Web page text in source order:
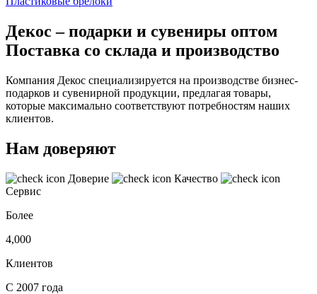
Декос – подарки и сувениры оптом
Поставка со склада и производство
Компания Декос специализируется на производстве бизнес-
подарков и сувенирной продукции, предлагая товары,
которые максимально соответствуют потребностям наших
клиентов.
Нам доверяют
Доверие
Качество
Сервис
Более
4,000
Клиентов
С 2007 года